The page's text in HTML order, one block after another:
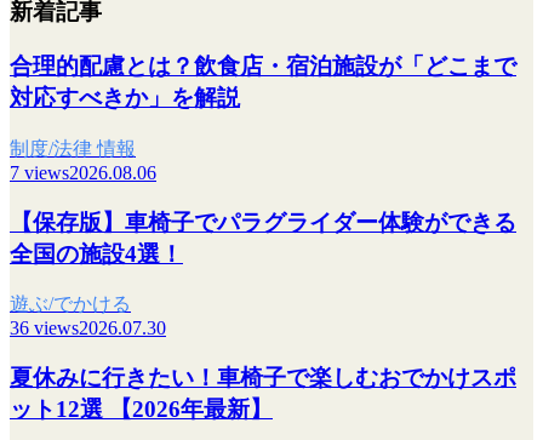
新着記事
合理的配慮とは？飲食店・宿泊施設が「どこまで
対応すべきか」を解説
制度/法律 情報
7 views2026.08.06
【保存版】車椅子でパラグライダー体験ができる
全国の施設4選！
遊ぶ/でかける
36 views2026.07.30
夏休みに行きたい！車椅子で楽しむおでかけスポ
ット12選 【2026年最新】